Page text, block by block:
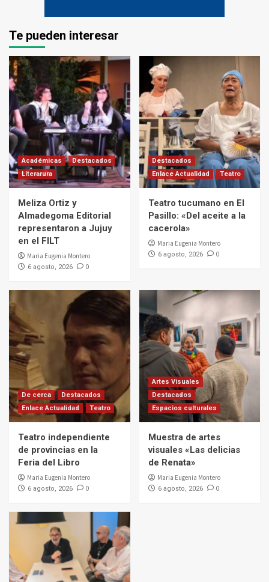
Te pueden interesar
Académicas
Destacados
Literarura
Meliza Ortiz y
Almadegoma Editorial
representaron a Jujuy
en el FILT
Maria Eugenia Montero
6 agosto, 2026 0
Destacados
Enlace Actualidad
Teatro
Teatro tucumano en El
Pasillo: «Del aceite a la
cacerola»
Maria Eugenia Montero
6 agosto, 2026 0
De cerca
Destacados
Enlace Actualidad
Teatro
Teatro independiente
de provincias en la
Feria del Libro
Maria Eugenia Montero
6 agosto, 2026 0
Artes Visuales
Destacados
Espacios culturales
Muestra de artes
visuales «Las delicias
de Renata»
Maria Eugenia Montero
6 agosto, 2026 0